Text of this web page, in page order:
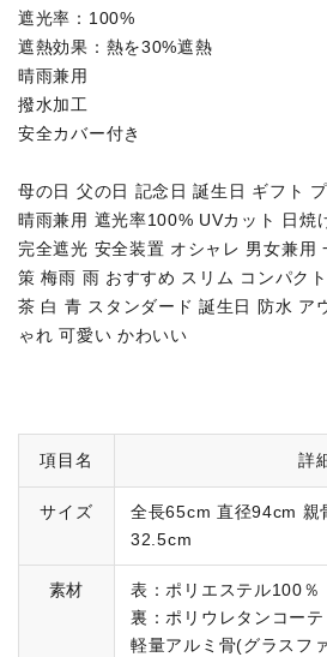
遮光率：100%
遮熱効果：熱を30%遮熱
晴雨兼用
撥水加工
安全カバー付き
母の日 父の日 記念日 誕生日 ギフト
晴雨兼用 遮光率100% UVカット 日焼
完全遮光 安全装置 オシャレ 男女兼用
策 梅雨 雨 おすすめ スリム コンパク
茶 白 青 スタンダード 誕生日 防水 ア
ゃれ 可愛い かわいい
項目名 詳
サイズ
全長65cm 直径94cm 親
32.5cm
素材
表：ポリエステル100％
裏：ポリウレタンコー
軽量アルミ骨(グラスフ